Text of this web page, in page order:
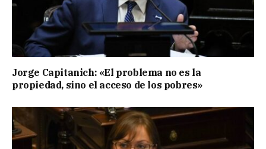
Jorge Capitanich: «El problema no es la
propiedad, sino el acceso de los pobres»